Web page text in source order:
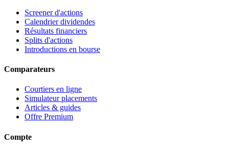
Screener d'actions
Calendrier dividendes
Résultats financiers
Splits d'actions
Introductions en bourse
Comparateurs
Courtiers en ligne
Simulateur placements
Articles & guides
Offre Premium
Compte